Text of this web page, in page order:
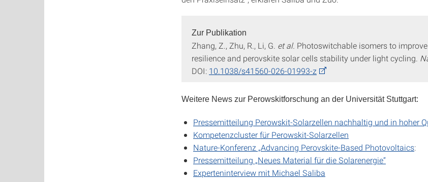
Zur Publikation
Zhang, Z., Zhu, R., Li, G. et al. Photoswitchable isomers to
resilience and perovskite solar cells stability under light cycling.
DOI: 10.1038/s41560-026-01993-z
Weitere News zur Perowskitforschung an der Universität Stuttgart:
Pressemitteilung Perowskit-Solarzellen nachhaltig und in hoher
Kompetenzcluster für Perowskit-Solarzellen
Nature-Konferenz „Advancing Perovskite-Based Photovoltaics:
Pressemitteilung „Neues Material für die Solarenergie“
Experteninterview mit Michael Saliba